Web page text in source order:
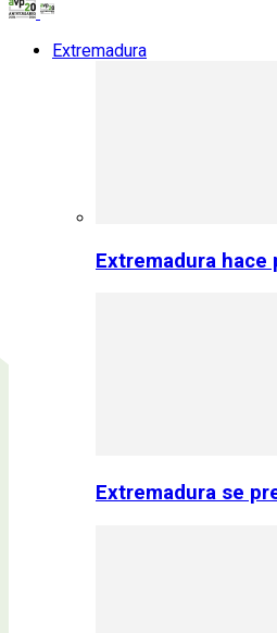
Extremadura
Extremadura
Extremadura se